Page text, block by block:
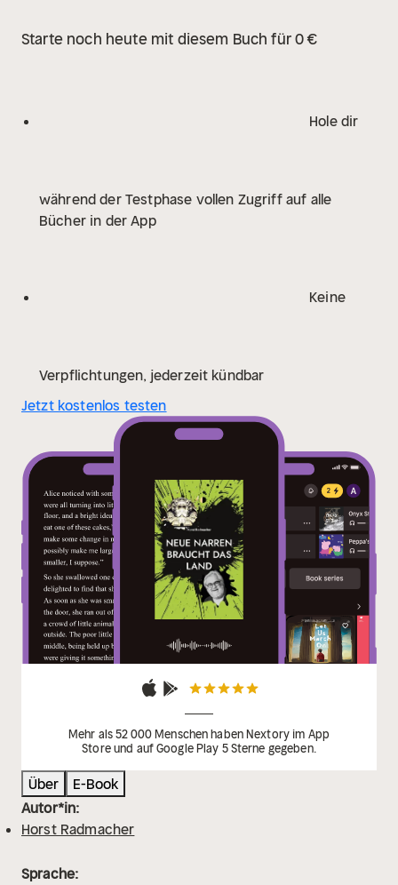
Starte noch heute mit diesem Buch für 0 €
Hole dir
während der Testphase vollen Zugriff auf alle
Bücher in der App
Keine
Verpflichtungen, jederzeit kündbar
Jetzt kostenlos testen
Mehr als 52 000 Menschen haben Nextory im App
Store und auf Google Play 5 Sterne gegeben.
Über
E-Book
Autor*in:
Horst Radmacher
Sprache: